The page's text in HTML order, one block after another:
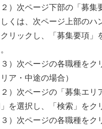
２）次ページ下部の「募集
くは、次ページ上部のハ
リックし、「募集要項」
）次ページの各職種をク
リア・中途の場合）
２）次ページの「募集エリ
」を選択し、「検索」をク
）次ページの各職種をク